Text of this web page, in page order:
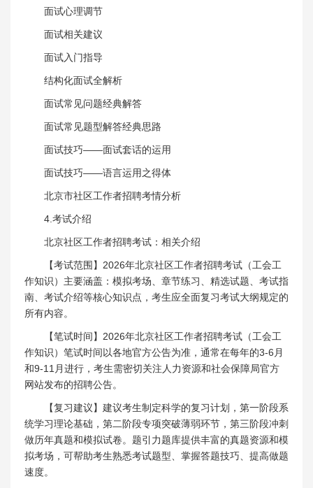
面试心理调节
面试相关建议
面试入门指导
结构化面试全解析
面试常见问题经典解答
面试常见题型解答经典思路
面试技巧——面试套话的运用
面试技巧——语言运用之得体
北京市社区工作者招聘考情分析
4.考试介绍
北京社区工作者招聘考试：相关介绍
【考试范围】2026年北京社区工作者招聘考试（工会工
作知识）主要涵盖：模拟考场、章节练习、精选试题、考试指
南、考试介绍等核心知识点，考生应全面复习考试大纲规定的
所有内容。
【笔试时间】2026年北京社区工作者招聘考试（工会工
作知识）笔试时间以各地官方公告为准，通常在每年的3-6月
和9-11月进行，考生需密切关注人力资源和社会保障局官方
网站发布的招聘公告。
【复习建议】建议考生制定科学的复习计划，第一阶段系
统学习理论基础，第二阶段专项突破薄弱环节，第三阶段冲刺
做历年真题和模拟试卷。题引力题库提供丰富的真题资源和模
拟考场，可帮助考生熟悉考试题型、掌握答题技巧、提高做题
速度。